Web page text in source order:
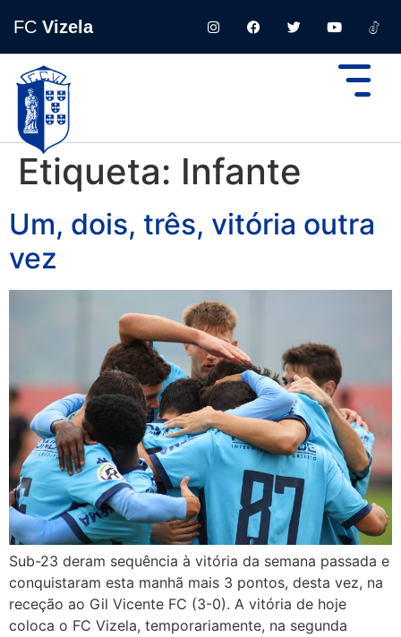
FC Vizela
Etiqueta: Infante
Um, dois, três, vitória outra
vez
Sub-23 deram sequência à vitória da semana passada e
conquistaram esta manhã mais 3 pontos, desta vez, na
receção ao Gil Vicente FC (3-0). A vitória de hoje
coloca o FC Vizela, temporariamente, na segunda